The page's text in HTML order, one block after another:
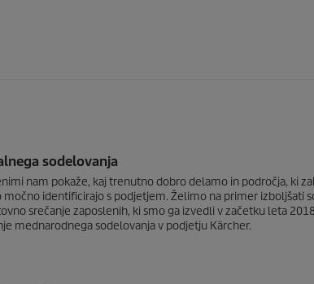
sodelovanja
nam pokaže, kaj trenutno dobro delamo in področja, ki
močno identificirajo s podjetjem. Želimo na primer
srečanje zaposlenih, ki smo ga izvedli v začetku leta
mednarodnega sodelovanja v podjetju Kärcher.